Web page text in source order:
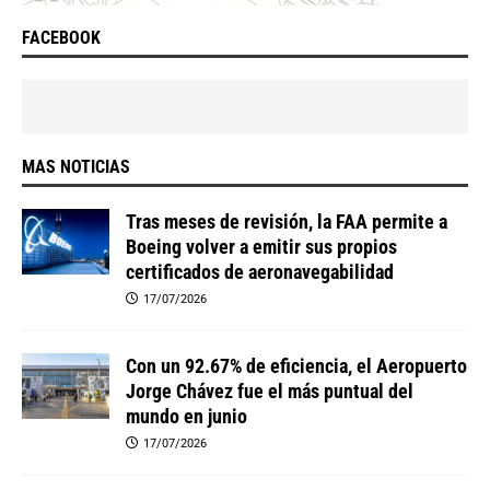
FACEBOOK
MAS NOTICIAS
Tras meses de revisión, la FAA permite a
Boeing volver a emitir sus propios
certificados de aeronavegabilidad
17/07/2026
Con un 92.67% de eficiencia, el Aeropuerto
Jorge Chávez fue el más puntual del
mundo en junio
17/07/2026